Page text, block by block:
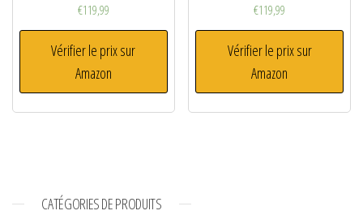
€119,99
Vérifier le prix sur
Amazon
€119,99
Vérifier le prix sur
Amazon
CATÉGORIES DE PRODUITS